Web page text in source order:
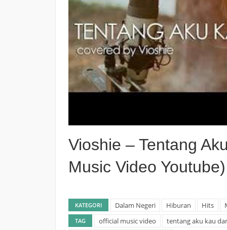
Vioshie – Tentang
Music Video Youtube)
KATEGORI Dalam Negeri Hiburan Hits
TAG official music video
tentang aku kau